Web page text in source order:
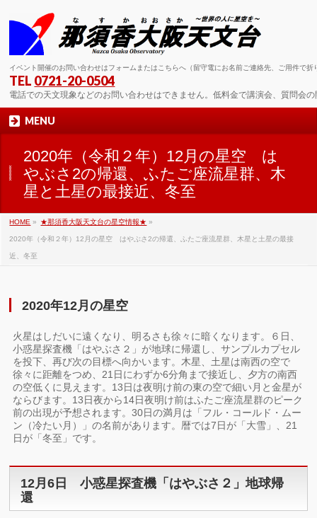
イベント開催のお問い合わせはフォームまたはこちらへ（留守電にお名前ご連絡先、ご用件で折
TEL 0721-20-0504
電話での天文現象などのお問い合わせはできません。低料金で講演会、質問会
MENU
2020年（令和２年）12月の星空 は
やぶさ2の帰還、ふたご座流星群、木
星と土星の最接近、冬至
HOME » ★那須香大阪天文台の星空情報★ »
2020年（令和２年）12月の星空 はやぶさ2の帰還、ふたご座流星群、木星と土星の最接
近、冬至
2020年12月の星空
火星はしだいに遠くなり、明るさも徐々に暗くなります。６日、
小惑星探査機「はやぶさ２」が地球に帰還し、サンプルカプセル
を投下、再び次の目標へ向かいます。木星、土星は南西の空で
徐々に距離をつめ、21日にわずか6分角まで接近し、夕方の南西
の空低くに見えます。13日は夜明け前の東の空で細い月と金星が
ならびます。13日夜から14日夜明け前はふたご座流星群のピーク
前の出現が予想されます。30日の満月は「フル・コールド・ムー
ン（冷たい月）」の名前があります。暦では7日が「大雪」、21
日が「冬至」です。
12月6日 小惑星探査機「はやぶさ２」地球帰
還